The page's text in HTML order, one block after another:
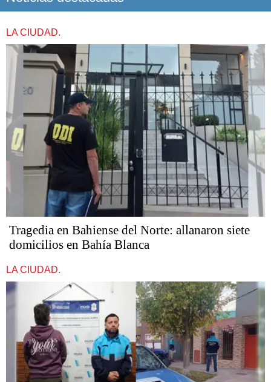
LA CIUDAD.
Tragedia en Bahiense del Norte: allanaron siete
domicilios en Bahía Blanca
LA CIUDAD.